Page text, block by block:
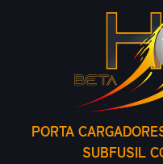
PORTA
SUBFUSIL